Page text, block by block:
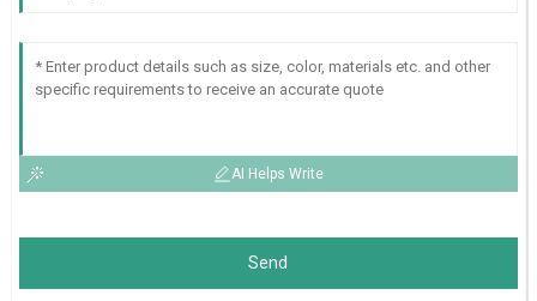
AI Helps Write
Send